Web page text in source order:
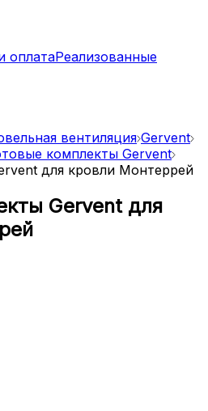
оплатаРеализованные
вентиляция Gervent
комплекты Gervent
для кровли Монтеррей
Gervent для